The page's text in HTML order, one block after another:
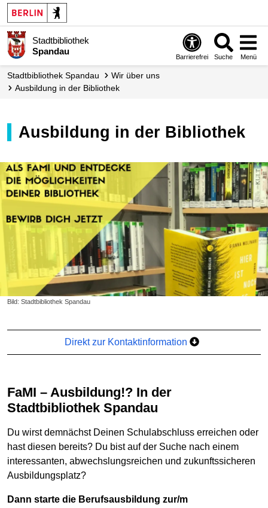
Stadtbibliothek
Spandau
Barrierefrei Suche Menü
Stadt­bibliothek Spandau
Wir über uns
Ausbildung in der Bibliothek
Ausbildung in der Bibliothek
Bild: Stadtbibliothek Spandau
Direkt zur Kontaktinformation
FaMI – Ausbildung!? In der
Stadtbibliothek Spandau
Du wirst demnächst Deinen Schulabschluss erreichen oder
hast diesen bereits? Du bist auf der Suche nach einem
interessanten, abwechslungsreichen und zukunftssicheren
Ausbildungsplatz?
Dann starte die Berufsausbildung zur/m